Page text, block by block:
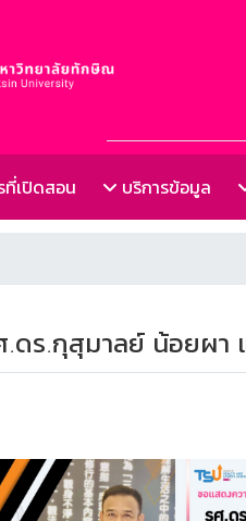
เปิดสอน บริการข้อมูล
ร.กุสุมาลย์ น้อยผา